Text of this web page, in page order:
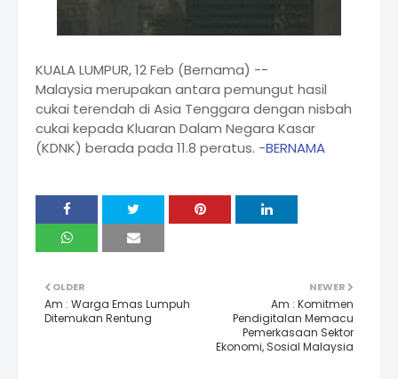
KUALA LUMPUR, 12 Feb (Bernama) --
Malaysia merupakan antara pemungut hasil
cukai terendah di Asia Tenggara dengan nisbah
cukai kepada Kluaran Dalam Negara Kasar
(KDNK) berada pada 11.8 peratus. -BERNAMA
NEWER
Am : Komitmen
Pendigitalan Memacu
Pemerkasaan Sektor
Ekonomi, Sosial Malaysia
OLDER
Am : Warga Emas Lumpuh
Ditemukan Rentung